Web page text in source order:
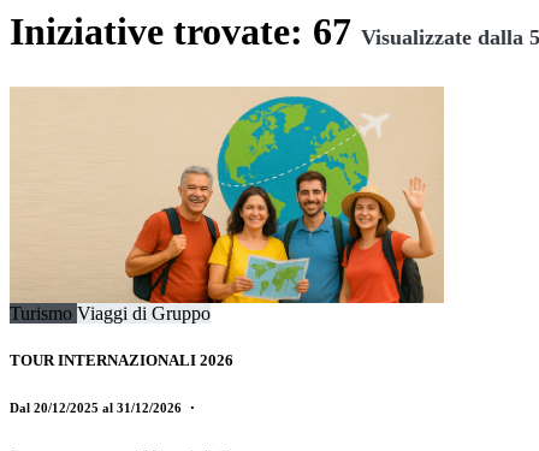
Iniziative trovate: 67 Visualizzate dalla
Turismo Viaggi di Gruppo
TOUR INTERNAZIONALI 2026
Dal 20/12/2025 al 31/12/2026 ・